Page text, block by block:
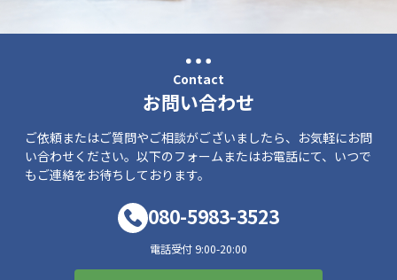
Contact
お問い合わせ
ご依頼またはご質問やご相談がございましたら、お気軽にお問
い合わせください。以下のフォームまたはお電話にて、いつで
もご連絡をお待ちしております。
080-5983-3523
電話受付 9:00-20:00